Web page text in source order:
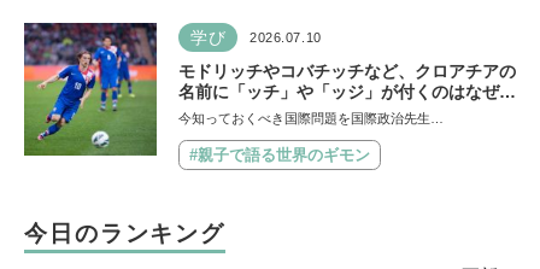
学び 2026.07.10
モドリッチやコバチッチなど、クロアチアの
名前に「ッチ」や「ッジ」が付くのはなぜ？
【親子で語る国際問題】
今知っておくべき国際問題を国際政治先生…
#親子で語る世界のギモン
今日のランキング